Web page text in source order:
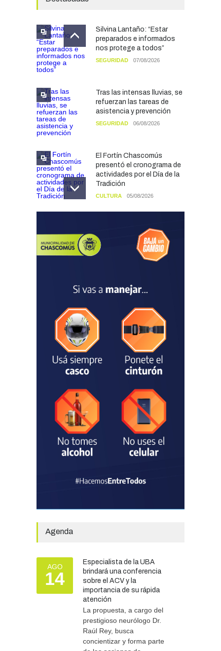
Silvina Lantaño: “Estar
preparados e informados
nos protege a todos”
SEGURIDAD 07/08/2026
Tras las intensas lluvias, se
refuerzan las tareas de
asistencia y prevención
SEGURIDAD 06/08/2026
El Fortín Chascomús
presentó el cronograma de
actividades por el Día de la
Tradición
CULTURA 05/08/2026
fue recibido por Javier
Gastón tras su
convocatoria a la Selección
Argentina Juvenil de
Las vacaciones de invierno
dejaron una mejora en la
ocupación turística, aunque
el sector mantiene la
preocupación por la crisis
TURISMO 03/08/2026
Chascomús incorporó una
hidrometeorológica para
fortalecer el monitoreo y la
prevención ante eventos
Más de 100 atletas
participaron del Duatlón en
Chascomús
DEPORTES 10/08/2026
Agenda
AGO
14
Especialista de la UBA
brindará una conferencia
sobre el ACV y la
importancia de su rápida
atención
La propuesta, a cargo del
prestigioso neurólogo Dr.
Raúl Rey, busca
concientizar y forma parte